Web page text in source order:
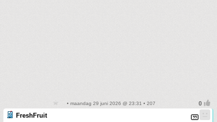
• maandag 29 juni 2026 @ 23:31 • 207
FreshFruit